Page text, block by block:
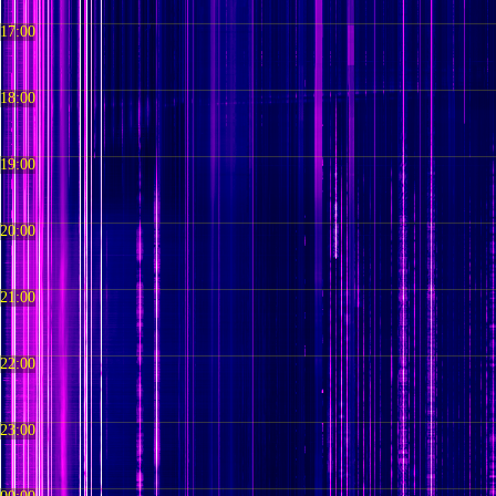
17:00
18:00
19:00
20:00
21:00
22:00
23:00